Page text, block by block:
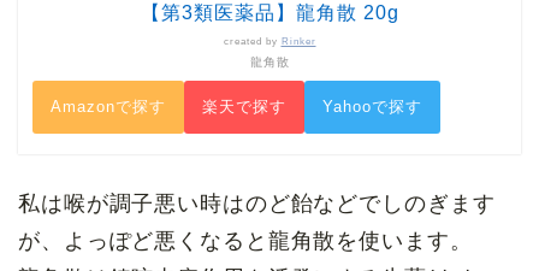
【第3類医薬品】龍角散 20g
created by Rinker
龍角散
Amazonで探す 楽天で探す Yahooで探す
私は喉が調子悪い時はのど飴などでしのぎます
が、よっぽど悪くなると龍角散を使います。